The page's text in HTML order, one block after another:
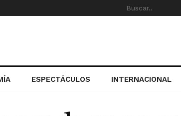
ESPECTÁCULOS INTERNACIONAL